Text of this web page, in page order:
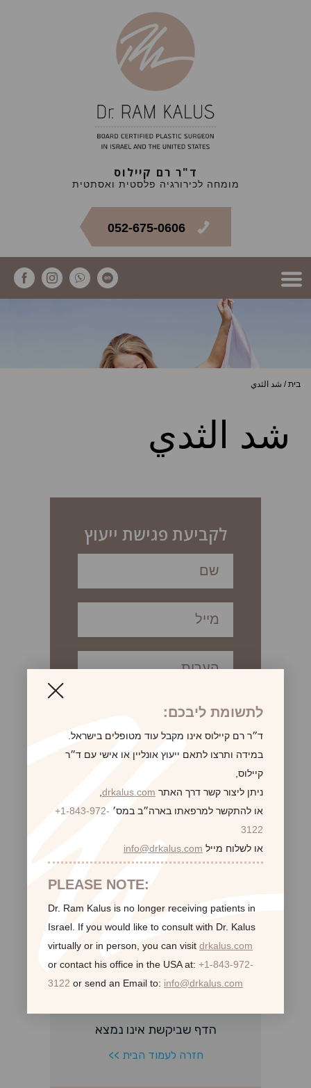
ד"ר רם קיילוס
מומחה לכירורגיה פלסטית ואסתטית
052-675-0606
בית/ شد الثدي
شد الثدي
לקביעת פגישת ייעוץ
לקוחות ממליצות:
לתשומת ליבכם:
ד״ר רם קיילוס אינו מקבל עוד מטופלים בישראל.
במידה ותרצו לתאם ייעוץ אונליין או אישי עם ד״ר
קיילוס,
ניתן ליצור קשר דרך האתר drkalus.com
או להתקשר למרפאתו בארה״ב במס׳ +1-843-972-
3122
או לשלוח מייל info@drkalus.com
PLEASE NOTE:
Dr. Ram Kalus is no longer receiving patients in
Israel. If you would like to consult with Dr. Kalus
virtually or in person, you can visit drkalus.com
or contact his office in the USA at: +1-843-972-
3122 or send an Email to: info@drkalus.com